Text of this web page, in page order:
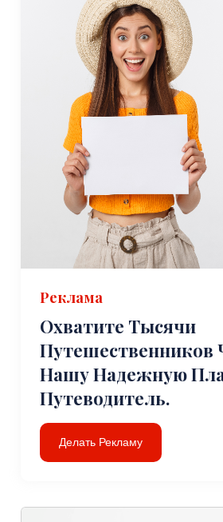
Реклама
Охватите Тысячи
Путешественников
Нашу Надежную
Путеводитель.
Делать Рекламу